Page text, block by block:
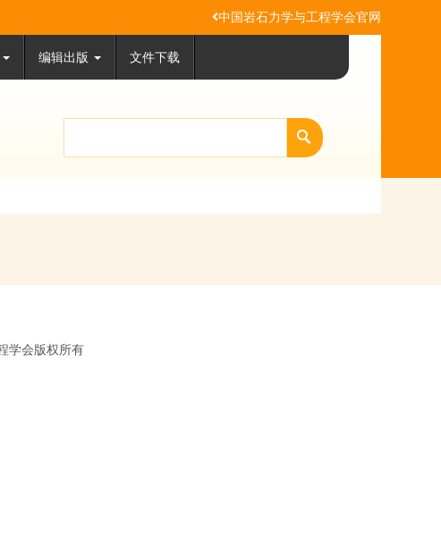
中国岩石力学与工程学会官网
编辑出版 文件下载
学会版权所有